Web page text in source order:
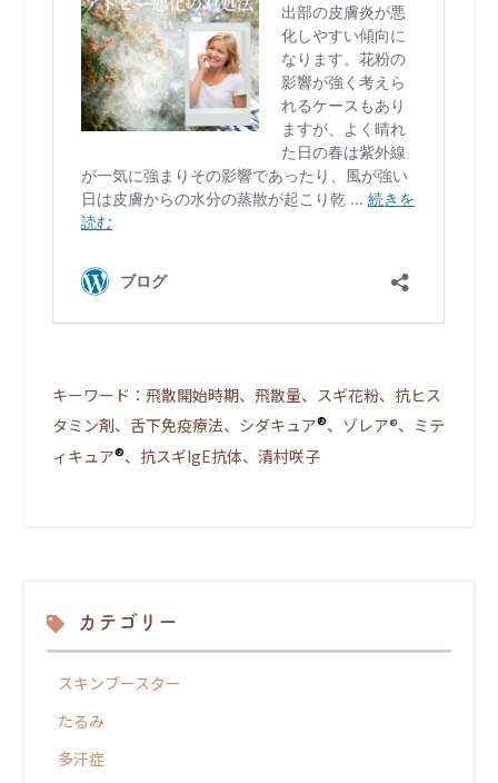
キーワード：飛散開始時期、飛散量、スギ花粉、抗ヒス
タミン剤、舌下免疫療法、シダキュア®、ゾレア®、ミテ
ィキュア®、抗スギIgE抗体、清村咲子
カテゴリー
スキンブースター
たるみ
多汗症